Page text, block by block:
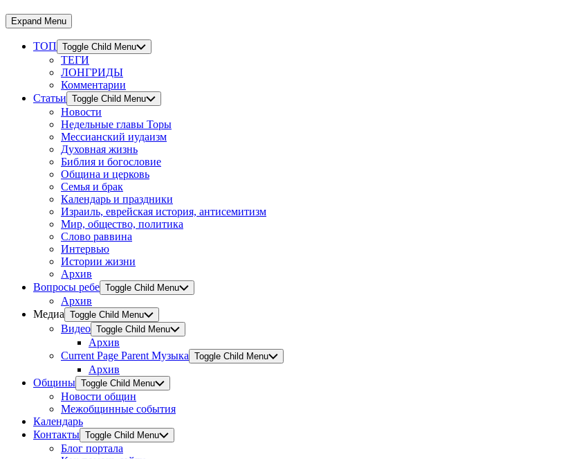
Expand Menu
ТОП Toggle Child Menu
ТЕГИ
ЛОНГРИДЫ
Комментарии
Статьи Toggle Child Menu
Новости
Недельные главы Торы
Мессианский иудаизм
Духовная жизнь
Библия и богословие
Община и церковь
Семья и брак
Календарь и праздники
Израиль, еврейская история, антисемитизм
Мир, общество, политика
Слово раввина
Интервью
Истории жизни
Архив
Вопросы ребе Toggle Child Menu
Архив
Медиа Toggle Child Menu
Видео Toggle Child Menu
Архив
Current Page Parent Музыка Toggle Child Menu
Архив
Общины Toggle Child Menu
Новости общин
Межобщинные события
Календарь
Контакты Toggle Child Menu
Блог портала